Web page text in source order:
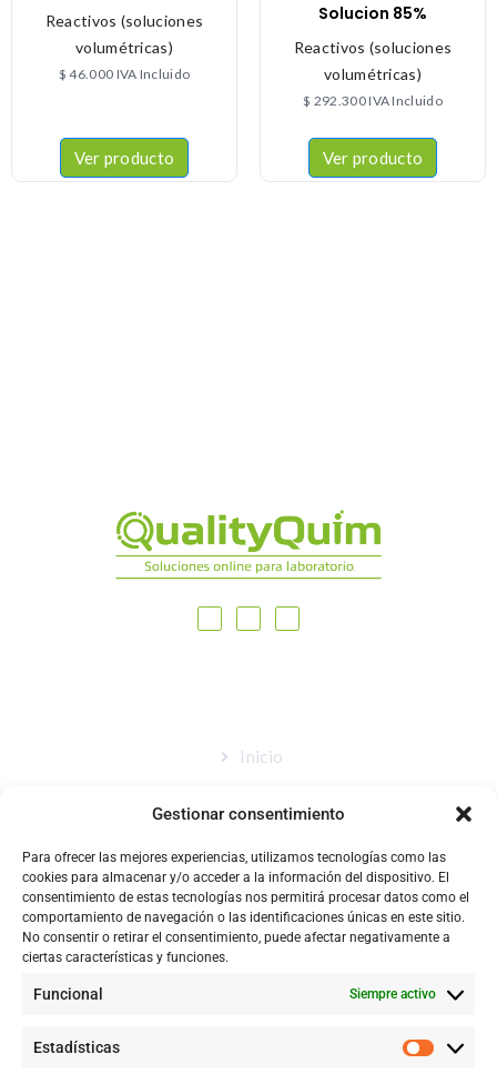
Gestionar consentimiento
Para ofrecer las mejores experiencias, utilizamos tecnologías como las
cookies para almacenar y/o acceder a la información del dispositivo. El
consentimiento de estas tecnologías nos permitirá procesar datos como el
comportamiento de navegación o las identificaciones únicas en este sitio.
No consentir o retirar el consentimiento, puede afectar negativamente a
ciertas características y funciones.
Funcional Siempre activo
Estadísticas
Reactivos (soluciones
volumétricas)
$ 46.000 IVA Incluido
Ver producto
Solucion 85%
Reactivos (soluciones
volumétricas)
$ 292.300IVA Incluido
Ver producto
Inicio
Catálogo
Blog
Contacto